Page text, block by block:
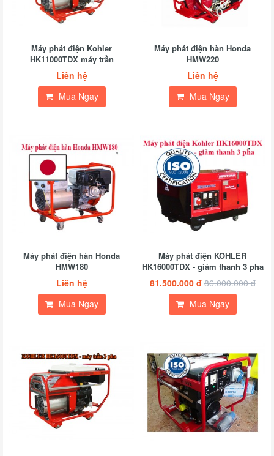
Máy phát điện Kohler
HK11000TDX máy trần
Liên hệ
Mua Ngay
Máy phát điện hàn Honda
HMW220
Liên hệ
Mua Ngay
Máy phát điện hàn Honda
HMW180
Liên hệ
Mua Ngay
Máy phát điện KOHLER
HK16000TDX - giảm thanh 3 pha
81.500.000 đ 86.000.000 đ
Mua Ngay